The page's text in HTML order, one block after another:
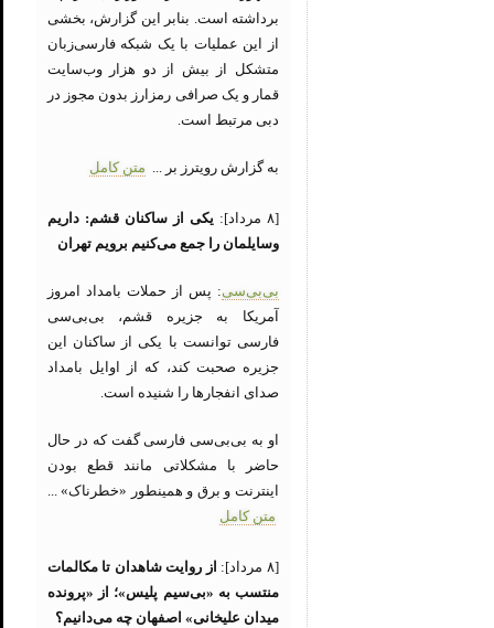
برداشته است. بنابر این گزارش، بخشی
از این عملیات با یک شبکه فارسی‌زبان
متشکل از بیش از دو هزار وب‌سایت‌
قمار و یک صرافی رمزارز بدون مجوز در
دبی مرتبط است.
به گزارش رویترز بر ... متن کامل
[۸ مرداد]:
یکی از ساکنان قشم: داریم
وسایلمان را جمع می‌کنیم برویم تهران
بی‌بی‌سی: پس از حملات بامداد امروز
آمریکا به جزیره قشم، بی‌بی‌سی
فارسی توانست با یکی از ساکنان این
جزیره صحبت کند، که از اوایل بامداد
صدای انفجارها را شنیده است.
او به بی‌بی‌سی فارسی گفت که در حال
حاضر با مشکلاتی مانند قطع بودن
اینترنت و برق و همینطور «خطرناک» ...
متن کامل
[۸ مرداد]:
از روایت شاهدان تا مکالمات
منتسب به «بی‌سیم پلیس»؛ از «پرونده
میدان علیخانی» اصفهان چه می‌دانیم؟